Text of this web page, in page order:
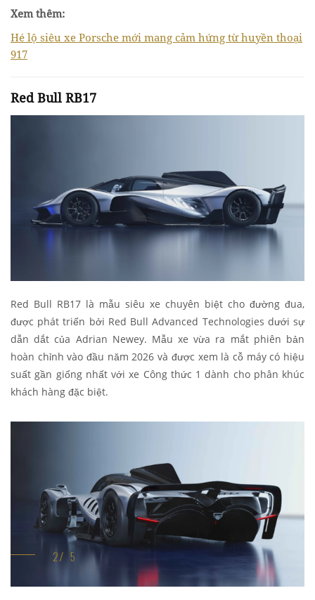
Xem thêm:
Hé lộ siêu xe Porsche mới mang cảm hứng từ huyền thoại
917
Red Bull RB17
Red Bull RB17 là mẫu siêu xe chuyên biệt cho đường đua,
được phát triển bởi Red Bull Advanced Technologies dưới sự
dẫn dắt của Adrian Newey. Mẫu xe vừa ra mắt phiên bản
hoàn chỉnh vào đầu năm 2026 và được xem là cỗ máy có hiệu
suất gần giống nhất với xe Công thức 1 dành cho phân khúc
khách hàng đặc biệt.